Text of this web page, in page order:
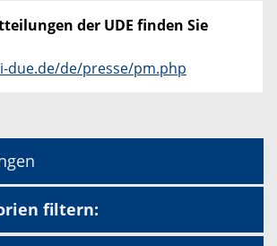
der UDE finden Sie
due.de/de/presse/pm.php
filtern: